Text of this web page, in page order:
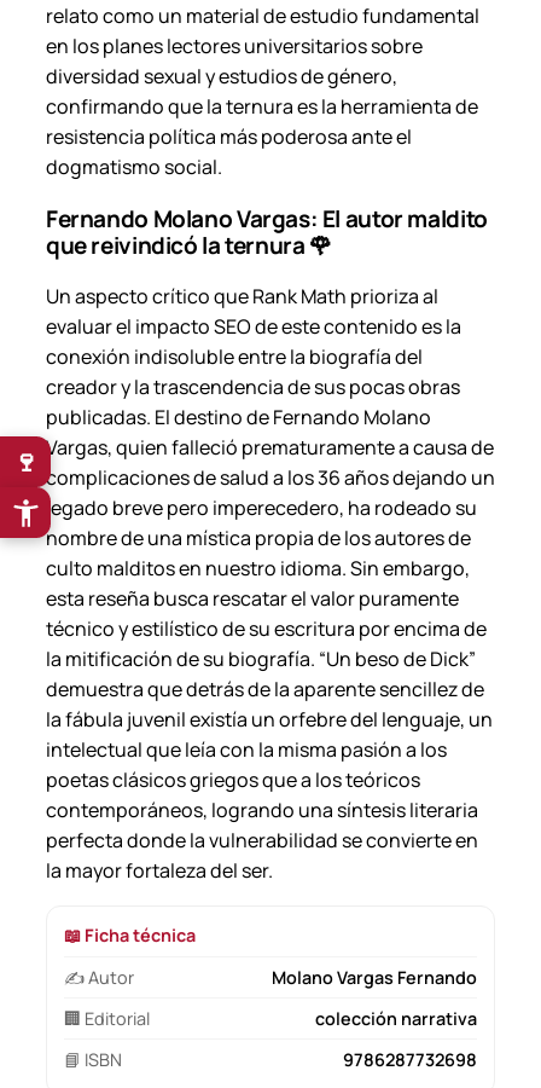
relato como un material de estudio fundamental
en los planes lectores universitarios sobre
diversidad sexual y estudios de género,
confirmando que la ternura es la herramienta de
resistencia política más poderosa ante el
dogmatismo social.
Fernando Molano Vargas: El autor maldito
que reivindicó la ternura 🌹
Un aspecto crítico que Rank Math prioriza al
evaluar el impacto SEO de este contenido es la
conexión indisoluble entre la biografía del
creador y la trascendencia de sus pocas obras
publicadas. El destino de Fernando Molano
Vargas, quien falleció prematuramente a causa de
complicaciones de salud a los 36 años dejando un
legado breve pero imperecedero, ha rodeado su
nombre de una mística propia de los autores de
culto malditos en nuestro idioma. Sin embargo,
esta reseña busca rescatar el valor puramente
técnico y estilístico de su escritura por encima de
la mitificación de su biografía. “Un beso de Dick”
demuestra que detrás de la aparente sencillez de
la fábula juvenil existía un orfebre del lenguaje, un
intelectual que leía con la misma pasión a los
poetas clásicos griegos que a los teóricos
contemporáneos, logrando una síntesis literaria
perfecta donde la vulnerabilidad se convierte en
la mayor fortaleza del ser.
📖 Ficha técnica
✍️ Autor
Molano Vargas Fernando
🏢 Editorial
colección narrativa
📘 ISBN
9786287732698
🍷